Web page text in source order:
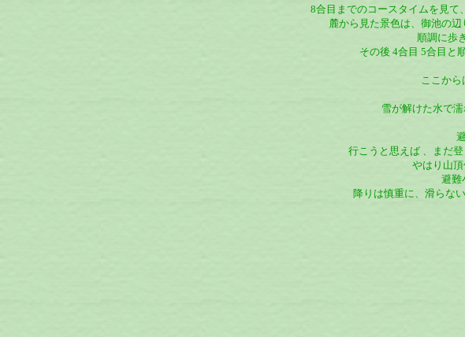
8合目までのコースタイムを見て
麓から見た景色は、御池の
順調に歩
その後 4合目 5合目と
ここから
雪が解けた水で
行こうと思えば 、まだ
やはり山頂
避難
降りは慎重に、滑らな